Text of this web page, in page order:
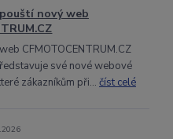
nový web
CFMOTOCENTRUM.CZ
své nové webové
zákazníkům při... číst celé